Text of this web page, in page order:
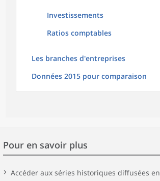
Investissements
Ratios comptables
Les branches d'entreprises
Données 2015 pour comparaison
Pour en savoir plus
Accéder aux séries historiques diffusées en